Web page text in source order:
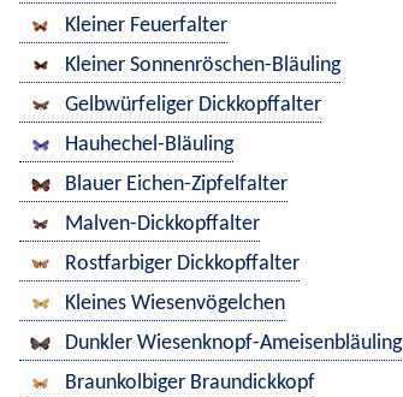
Kleiner Feuerfalter
Kleiner Sonnenröschen-Bläuling
Gelbwürfeliger Dickkopffalter
Hauhechel-Bläuling
Blauer Eichen-Zipfelfalter
Malven-Dickkopffalter
Rostfarbiger Dickkopffalter
Kleines Wiesenvögelchen
Dunkler Wiesenknopf-Ameisenbläuling
Braunkolbiger Braundickkopf